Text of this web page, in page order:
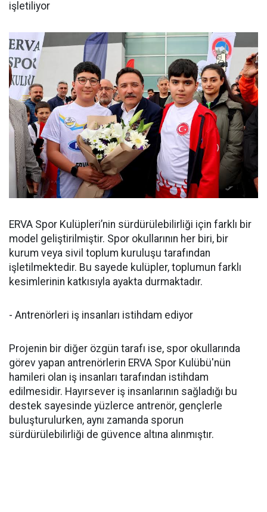
işletiliyor
ERVA Spor Kulüpleri’nin sürdürülebilirliği için farklı bir
model geliştirilmiştir. Spor okullarının her biri, bir
kurum veya sivil toplum kuruluşu tarafından
işletilmektedir. Bu sayede kulüpler, toplumun farklı
kesimlerinin katkısıyla ayakta durmaktadır.
- Antrenörleri iş insanları istihdam ediyor
Projenin bir diğer özgün tarafı ise, spor okullarında
görev yapan antrenörlerin ERVA Spor Kulübü'nün
hamileri olan iş insanları tarafından istihdam
edilmesidir. Hayırsever iş insanlarının sağladığı bu
destek sayesinde yüzlerce antrenör, gençlerle
buluşturulurken, aynı zamanda sporun
sürdürülebilirliği de güvence altına alınmıştır.